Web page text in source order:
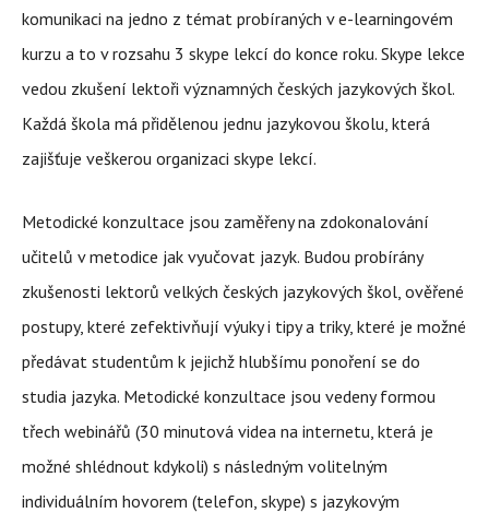
komunikaci na jedno z témat probíraných v e-learningovém
kurzu a to v rozsahu 3 skype lekcí do konce roku. Skype lekce
vedou zkušení lektoři významných českých jazykových škol.
Každá škola má přidělenou jednu jazykovou školu, která
zajišťuje veškerou organizaci skype lekcí.
Metodické konzultace jsou zaměřeny na zdokonalování
učitelů v metodice jak vyučovat jazyk. Budou probírány
zkušenosti lektorů velkých českých jazykových škol, ověřené
postupy, které zefektivňují výuky i tipy a triky, které je možné
předávat studentům k jejichž hlubšímu ponoření se do
studia jazyka. Metodické konzultace jsou vedeny formou
třech webinářů (30 minutová videa na internetu, která je
možné shlédnout kdykoli) s následným volitelným
individuálním hovorem (telefon, skype) s jazykovým